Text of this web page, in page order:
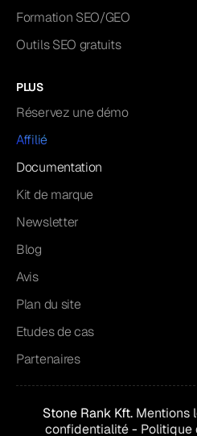
Formation SEO/GEO
Outils SEO gratuits
PLUS
Réservez une démo
Affilié
Documentation
Kit de marque
Newsletter
Blog
Avis
Plan du site
Etudes de cas
Partenaires
Stone Rank Kft. Mentions
confidentialité- Politique